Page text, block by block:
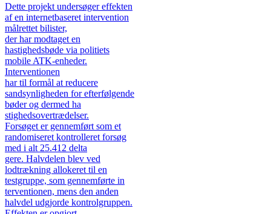
Dette projekt undersøger effekten
af en internetbaseret intervention
målrettet bilister,
der har modtaget en
hastighedsbøde via politiets
mobile ATK-enheder.
Interventionen
har til formål at reducere
sandsynligheden for efterfølgende
bøder og dermed ha
stighedsovertrædelser.
Forsøget er gennemført som et
randomiseret kontrolleret forsøg
med i alt 25.412 delta
gere. Halvdelen blev ved
lodtrækning allokeret til en
testgruppe, som gennemførte in
terventionen, mens den anden
halvdel udgjorde kontrolgruppen.